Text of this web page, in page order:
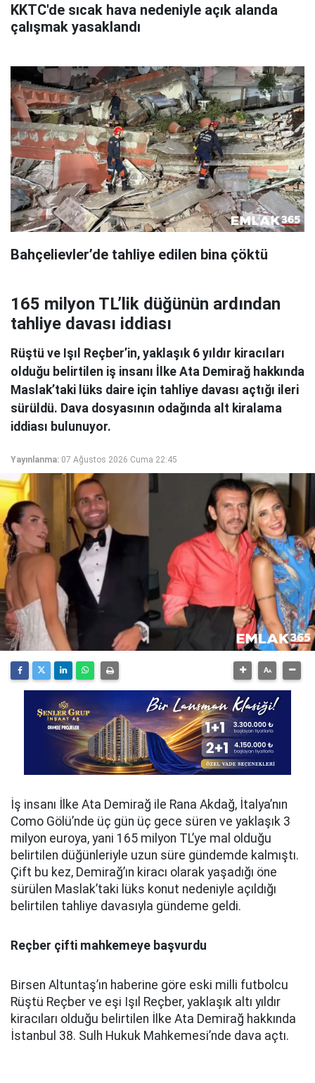
KKTC'de sıcak hava nedeniyle açık alanda
çalışmak yasaklandı
Bahçelievler’de tahliye edilen bina çöktü
165 milyon TL’lik düğünün ardından
tahliye davası iddiası
Rüştü ve Işıl Reçber’in, yaklaşık 6 yıldır kiracıları
olduğu belirtilen iş insanı İlke Ata Demirağ hakkında
Maslak’taki lüks daire için tahliye davası açtığı ileri
sürüldü. Dava dosyasının odağında alt kiralama
iddiası bulunuyor.
Yayınlanma: 07 Ağustos 2026 Cuma 22:45
İş insanı İlke Ata Demirağ ile Rana Akdağ, İtalya’nın
Como Gölü’nde üç gün üç gece süren ve yaklaşık 3
milyon euroya, yani 165 milyon TL’ye mal olduğu
belirtilen düğünleriyle uzun süre gündemde kalmıştı.
Çift bu kez, Demirağ’ın kiracı olarak yaşadığı öne
sürülen Maslak’taki lüks konut nedeniyle açıldığı
belirtilen tahliye davasıyla gündeme geldi.
Reçber çifti mahkemeye başvurdu
Birsen Altuntaş’ın haberine göre eski milli futbolcu
Rüştü Reçber ve eşi Işıl Reçber, yaklaşık altı yıldır
kiracıları olduğu belirtilen İlke Ata Demirağ hakkında
İstanbul 38. Sulh Hukuk Mahkemesi’nde dava açtı.